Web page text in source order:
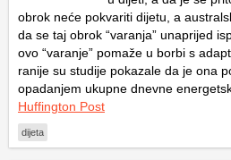
obrok neće pokvariti dijetu, a
da se taj obrok “varanja” unaprijed
ovo “varanje” pomaže u borbi s
ranije su studije pokazale da je ona
opadanjem ukupne dnevne
Huffington Post
dijeta